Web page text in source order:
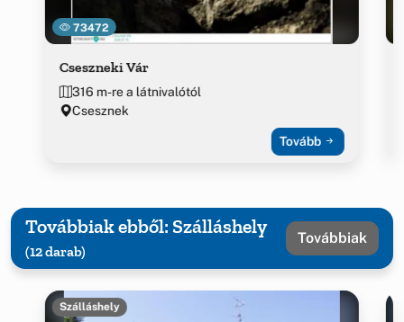
73472
Cseszneki Vár
316 m-re a látnivalótól
Csesznek
Tovább
Továbbiak ebből: Szálláshely
(12 darab)
Továbbiak
Szálláshely